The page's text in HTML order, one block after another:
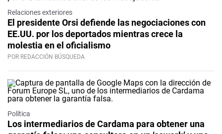
Relaciones exteriores
El presidente Orsi defiende las negociaciones con
EE.UU. por los deportados mientras crece la
molestia en el oficialismo
POR REDACCIÓN BÚSQUEDA
Política
Los intermediarios de Cardama para obtener una